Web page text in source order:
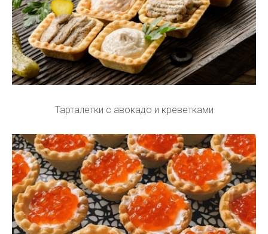
Тарталетки с авокадо и креветками